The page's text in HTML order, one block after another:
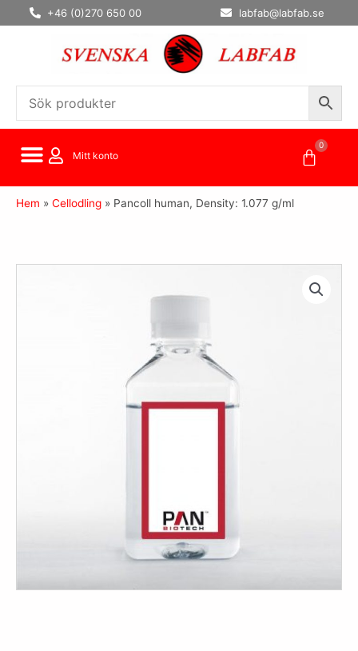
Hoppa
till
+46 (0)270 650 00 labfab@labfab.se
Mitt konto
0
Hem » Cellodling » Pancoll human, Density: 1.077 g/ml